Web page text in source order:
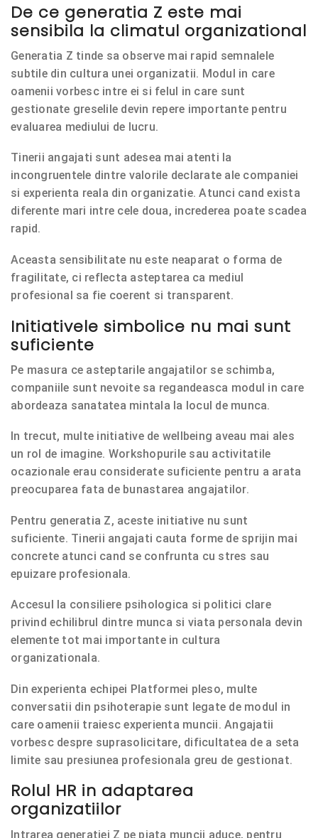
De ce generatia Z este mai
sensibila la climatul organizational
Generatia Z tinde sa observe mai rapid semnalele
subtile din cultura unei organizatii. Modul in care
oamenii vorbesc intre ei si felul in care sunt
gestionate greselile devin repere importante pentru
evaluarea mediului de lucru.
Tinerii angajati sunt adesea mai atenti la
incongruentele dintre valorile declarate ale companiei
si experienta reala din organizatie. Atunci cand exista
diferente mari intre cele doua, increderea poate scadea
rapid.
Aceasta sensibilitate nu este neaparat o forma de
fragilitate, ci reflecta asteptarea ca mediul
profesional sa fie coerent si transparent.
Initiativele simbolice nu mai sunt
suficiente
Pe masura ce asteptarile angajatilor se schimba,
companiile sunt nevoite sa regandeasca modul in care
abordeaza sanatatea mintala la locul de munca.
In trecut, multe initiative de wellbeing aveau mai ales
un rol de imagine. Workshopurile sau activitatile
ocazionale erau considerate suficiente pentru a arata
preocuparea fata de bunastarea angajatilor.
Pentru generatia Z, aceste initiative nu sunt
suficiente. Tinerii angajati cauta forme de sprijin mai
concrete atunci cand se confrunta cu stres sau
epuizare profesionala.
Accesul la consiliere psihologica si politici clare
privind echilibrul dintre munca si viata personala devin
elemente tot mai importante in cultura
organizationala.
Din experienta echipei Platformei pleso, multe
conversatii din psihoterapie sunt legate de modul in
care oamenii traiesc experienta muncii. Angajatii
vorbesc despre suprasolicitare, dificultatea de a seta
limite sau presiunea profesionala greu de gestionat.
Rolul HR in adaptarea
organizatiilor
Intrarea generatiei Z pe piata muncii aduce, pentru